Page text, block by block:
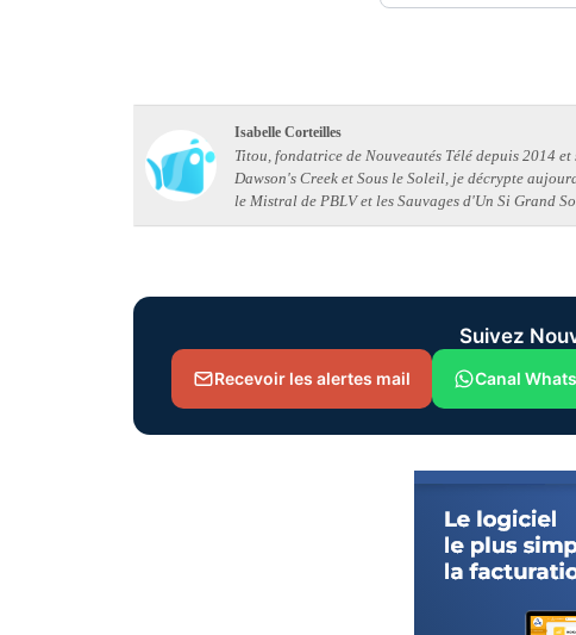
Isabelle Corteilles
Titou, fondatrice de Nouveautés Télé depuis 2014
Dawson's Creek et Sous le Soleil, je décrypte
le Mistral de PBLV et les Sauvages d'Un Si Grand
Suivez
Recevoir les alertes mail Canal